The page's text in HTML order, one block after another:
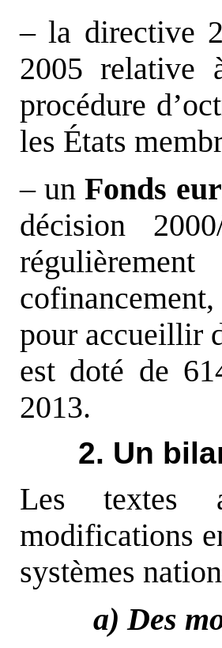
– la directive
2005 relative
procédure
les États
– unFonds
décision
cofinancement,
pour accueillir
est doté de
2013.
2. Un
Les textes
modifications
systèmes
a) Des